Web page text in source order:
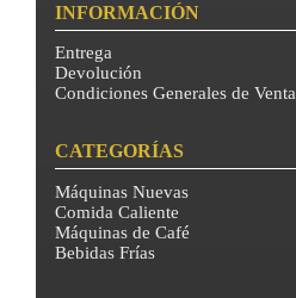
INFORMACIÓN
Entrega
Devolución
Condiciones Generales de Venta
CATEGORÍAS
Máquinas Nuevas
Comida Caliente
Máquinas de Café
Bebidas Frías